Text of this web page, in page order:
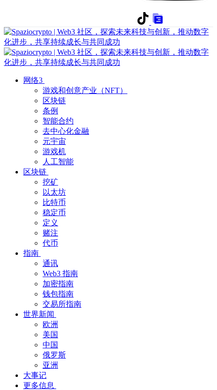
网络3
游戏和创意产业（NFT）
区块链
条例
智能合约
去中心化金融
元宇宙
游戏机
人工智能
区块链
挖矿
以太坊
比特币
稳定币
定义
赌注
代币
指南
通讯
Web3 指南
加密指南
钱包指南
交易所指南
世界新闻
欧洲
美国
中国
俄罗斯
亚洲
大事记
更多信息